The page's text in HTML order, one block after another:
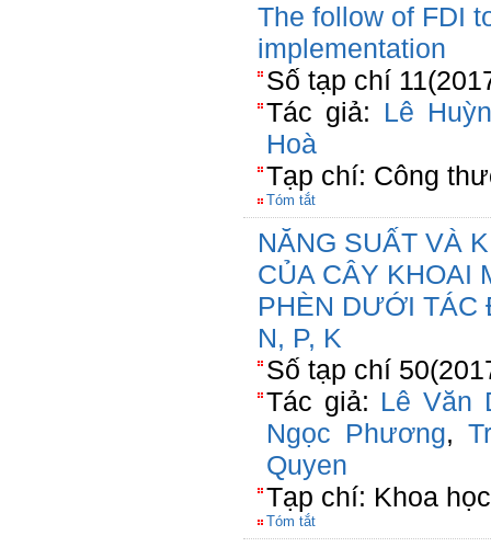
The follow of FDI
implementation
Số tạp chí
Tác giả: Lê
Hoà
Tạp chí: Công
Tóm tắt
NĂNG SUẤT VÀ
CỦA CÂY KHOAI
PHÈN DƯỚI TÁC
N, P, K
Số tạp chí
Tác giả: Lê Văn
Ngọc Phương,
Quyen
Tạp chí: Khoa
Tóm tắt